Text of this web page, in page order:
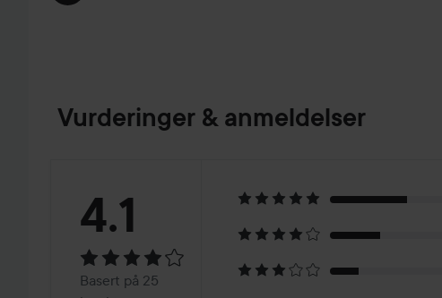
Vurderinger & anmeldelser
Vurdering:
4.1Basert
4.1
Basert på 25